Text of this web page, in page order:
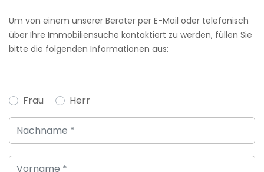
Um von einem unserer Berater per E-Mail oder telefonisch
über Ihre Immobiliensuche kontaktiert zu werden, füllen Sie
bitte die folgenden Informationen aus:
Frau Herr